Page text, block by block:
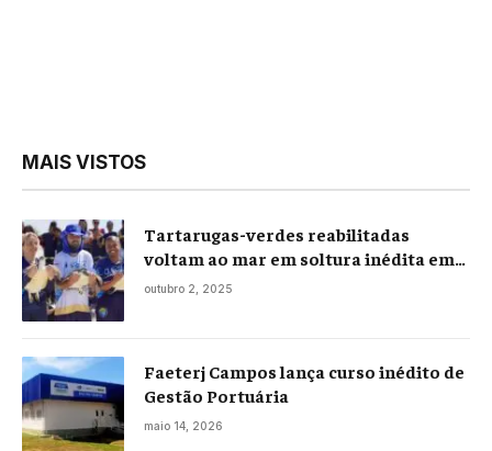
MAIS VISTOS
Tartarugas-verdes reabilitadas
voltam ao mar em soltura inédita em
Praia Seca
outubro 2, 2025
Faeterj Campos lança curso inédito de
Gestão Portuária
maio 14, 2026